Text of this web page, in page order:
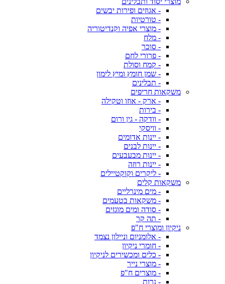
- אגוזים ופירות יבשים
- טורטיות
- מוצרי אפיה וקנדיטוריה
- מלח
- סוכר
- פרורי לחם
- קמח וסולת
- שמן חומץ ומיץ לימון
- תבלינים
משקאות חריפים
- ארק - אוזו וטקילה
- בירות
- וודקה - גין ורום
- וויסקי
- יינות אדומים
- יינות לבנים
- יינות מבעבעים
- יינות רוזה
- ליקרים וקוקטיילים
משקאות קלים
- מים מינרליים
- משקאות בטעמים
- סודה ומים מוגזים
- תה קר
ניקיון ומוצרי ח"פ
- אלומניום וניילון נצמד
- חומרי ניקיון
- כלים ומכשירים לניקיון
- מוצרי נייר
- מוצרים ח"פ
- נרות